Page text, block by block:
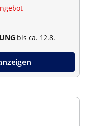
bis ca. 12.8.